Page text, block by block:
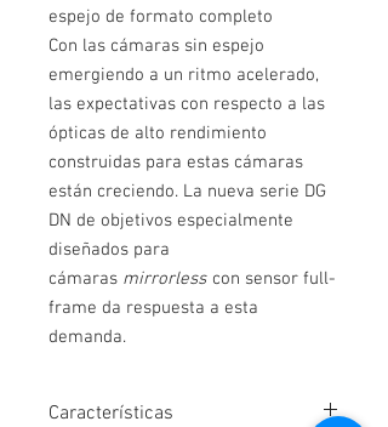
espejo de formato completo
Con las cámaras sin espejo
emergiendo a un ritmo acelerado,
las expectativas con respecto a las
ópticas de alto rendimiento
construidas para estas cámaras
están creciendo. La nueva serie DG
DN de objetivos especialmente
diseñados para
cámaras mirrorless con sensor full-
frame da respuesta a esta
demanda.
Características